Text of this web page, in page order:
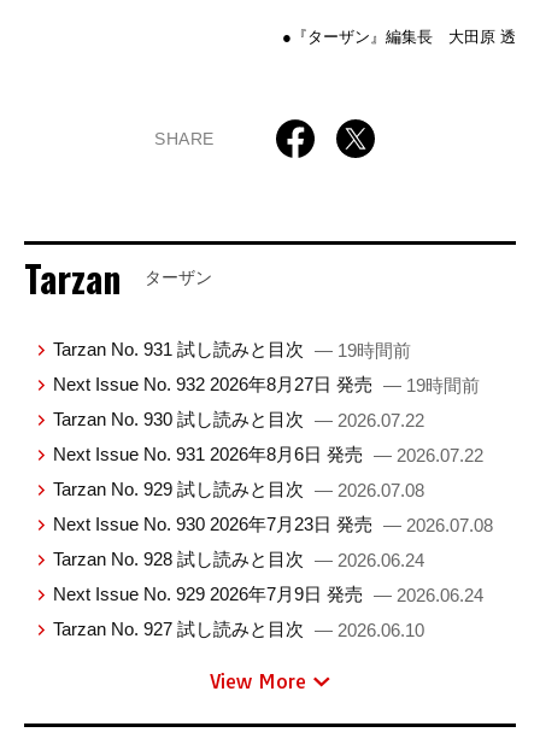
●『ターザン』編集長 大田原 透
SHARE
Tarzan ターザン
Tarzan No. 931 試し読みと目次 — 19時間前
Next Issue No. 932 2026年8月27日 発売 — 19時間前
Tarzan No. 930 試し読みと目次 — 2026.07.22
Next Issue No. 931 2026年8月6日 発売 — 2026.07.22
Tarzan No. 929 試し読みと目次 — 2026.07.08
Next Issue No. 930 2026年7月23日 発売 — 2026.07.08
Tarzan No. 928 試し読みと目次 — 2026.06.24
Next Issue No. 929 2026年7月9日 発売 — 2026.06.24
Tarzan No. 927 試し読みと目次 — 2026.06.10
View More